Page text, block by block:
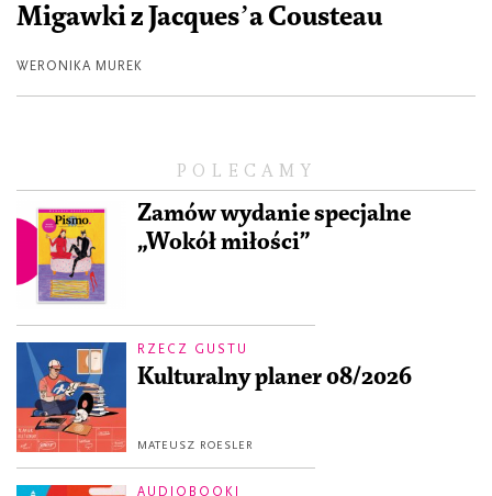
POLECAMY
Zamów wydanie specjalne
„Wokół miłości”
RZECZ GUSTU
Kulturalny planer 08/2026
MATEUSZ ROESLER
AUDIOBOOKI
Migawki z Jacquesʼa Cousteau
WERONIKA MUREK